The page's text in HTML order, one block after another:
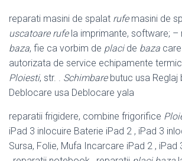
reparati masini de spalat rufemasini de
uscatoare rufela imprimante, software; –
baza, fie ca vorbim de placide baza
autorizata de service echipamente
Ploiesti, str. . Schimbarebutuc usa Reglaj
Deblocare usa Deblocare yala
reparatii frigidere, combine frigorifice
iPad 3 inlocuire Baterie iPad 2 , iPad 3
Sursa, Folie, Mufa Incarcare iPad 2 , iPad